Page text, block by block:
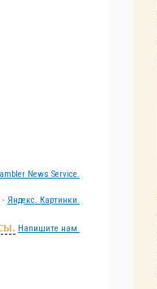
News Service.
- Яндекс. Картинки.
Напишите нам.